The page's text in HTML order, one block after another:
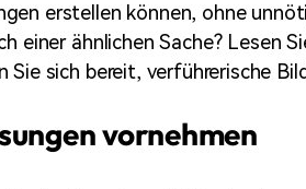
erstellen können, ohne
einer ähnlichen Sache? Lesen
Sie sich bereit, verführerische
vornehmen